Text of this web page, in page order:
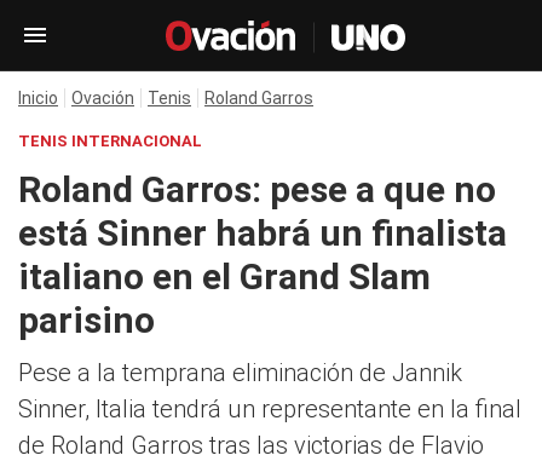
Inicio Ovación Tenis Roland Garros
TENIS INTERNACIONAL
Roland Garros: pese a que no
está Sinner habrá un finalista
italiano en el Grand Slam
parisino
Pese a la temprana eliminación de Jannik
Sinner, Italia tendrá un representante en la final
de Roland Garros tras las victorias de Flavio